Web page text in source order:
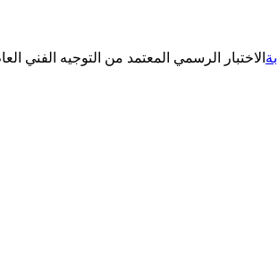
الاختبار الرسمي المعتمد من التوجيه الفني